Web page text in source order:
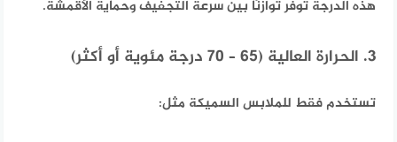
هذه الدرجة توفر توازنًا بين سرعة التجفيف وحماية الأقمشة.
3. الحرارة العالية (65 – 70 درجة مئوية أو أكثر)
تستخدم فقط للملابس السميكة مثل: